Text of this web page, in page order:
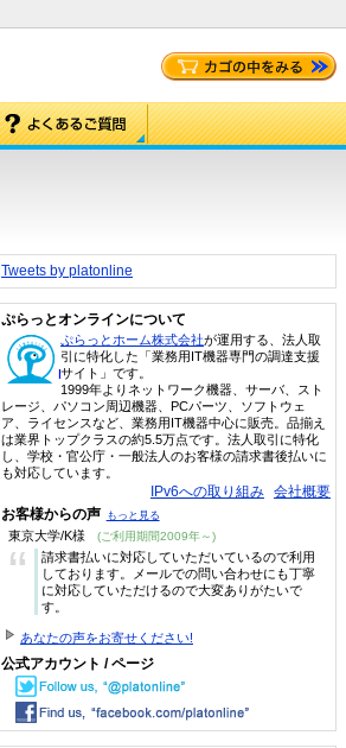
Tweets by platonline
ぷらっとオンラインについて
ぷらっとホーム株式会社が運用する、法人取
引に特化した「業務用IT機器専門の調達支援
サイト」です。
1999年よりネットワーク機器、サーバ、スト
レージ、パソコン周辺機器、PCパーツ、ソフトウェ
ア、ライセンスなど、業務用IT機器中心に販売。品揃え
は業界トップクラスの約5.5万点です。法人取引に特化
し、学校・官公庁・一般法人のお客様の請求書後払いに
も対応しています。
IPv6への取り組み 会社概要
お客様からの声 もっと見る
東京大学/K様 (ご利用期間2009年～)
“
請求書払いに対応していただいているので利用
しております。メールでの問い合わせにも丁寧
に対応していただけるので大変ありがたいで
す。
あなたの声をお寄せください!
公式アカウント / ページ